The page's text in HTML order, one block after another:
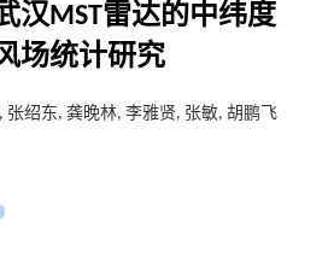
汉MST雷达的中纬度
场统计研究
张绍东, 龚晚林, 李雅贤, 张敏, 胡鹏飞